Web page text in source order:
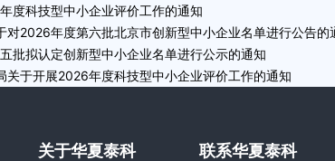
度科技型中小企业评价工作的通知
对2026年度第六批北京市创新型中小企业名单进行公告的
批拟认定创新型中小企业名单进行公示的通知
关于开展2026年度科技型中小企业评价工作的通知
关于华夏泰科 联系华夏泰科